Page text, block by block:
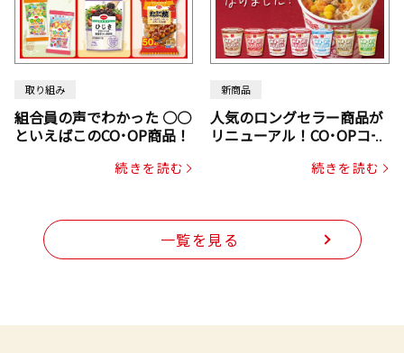
取り組み
組合員の声でわかった ○○
といえばこのCO･OP商品！
続きを読む
新商品
人気のロングセラー商品が
リニューアル！CO･OPコー
続きを読む
一覧を見る